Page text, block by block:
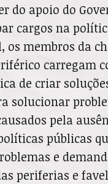
do apoio do
cargos na
membros da
carregam
de criar
solucionar
pela
públicas
e
periferias e